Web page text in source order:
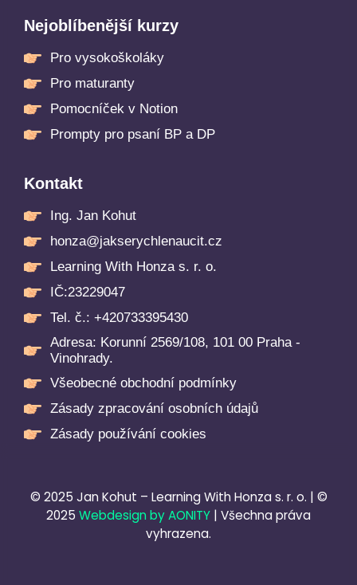
Nejoblíbenější kurzy
Pro vysokoškoláky
Pro maturanty
Pomocníček v Notion
Prompty pro psaní BP a DP
Kontakt
Ing. Jan Kohut
honza@jakserychlenaucit.cz
Learning With Honza s. r. o.
IČ:23229047
Tel. č.: +420733395430
Adresa: Korunní 2569/108, 101 00 Praha -
Vinohrady.
Všeobecné obchodní podmínky
Zásady zpracování osobních údajů
Zásady používání cookies
© 2025 Jan Kohut – Learning With Honza s. r. o. | ©
2025 Webdesign by AONITY | Všechna práva
vyhrazena.